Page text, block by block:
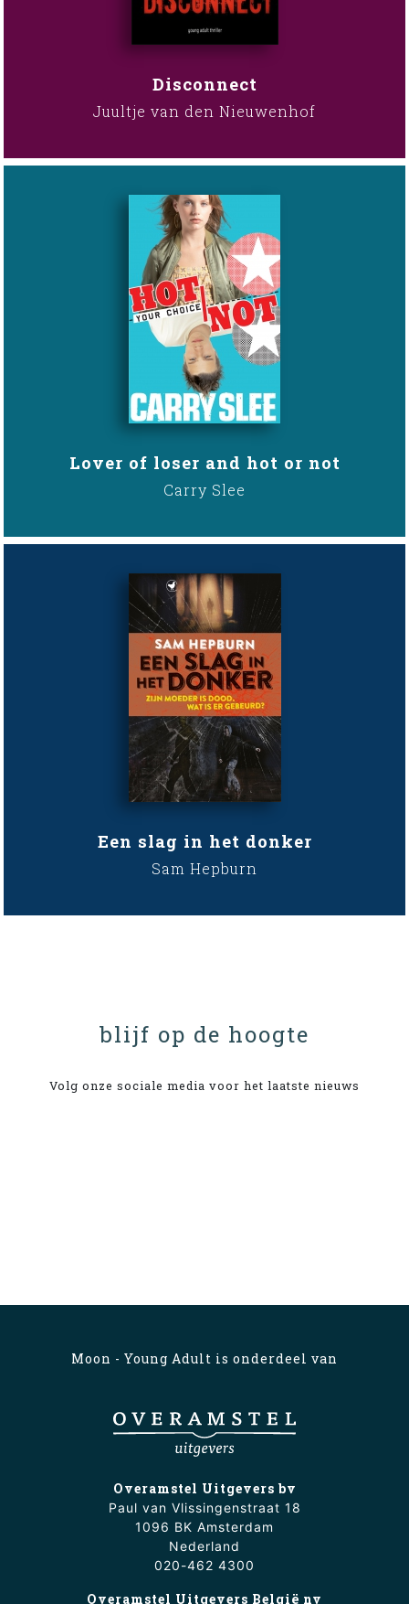
Disconnect
Juultje van den Nieuwenhof
Lover of loser and hot or not
Carry Slee
Een slag in het donker
Sam Hepburn
blijf op de hoogte
Volg onze sociale media voor het laatste nieuws
Moon - Young Adult is onderdeel van
Overamstel Uitgevers bv
Paul van Vlissingenstraat 18
1096 BK Amsterdam
Nederland
020-462 4300
Overamstel Uitgevers België nv